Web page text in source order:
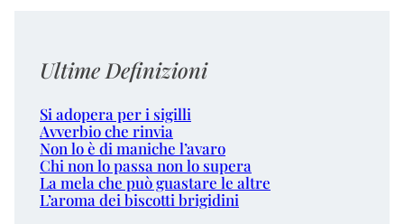
Ultime Definizioni
Si adopera per i sigilli
Avverbio che rinvia
Non lo è di maniche l’avaro
Chi non lo passa non lo supera
La mela che può guastare le altre
L’aroma dei biscotti brigidini